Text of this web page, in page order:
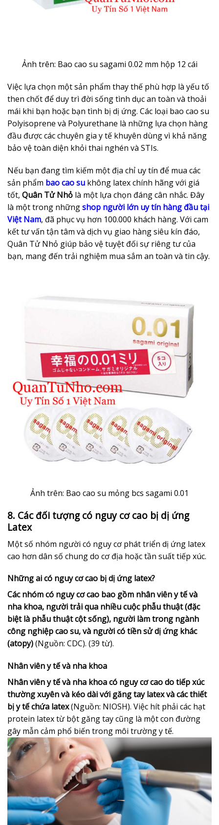
Ảnh trên: Bao cao su sagami 0.02 mm hộp 12 cái
Việc lựa chọn một sản phẩm thay thế phù hợp là yếu tố
then chốt để duy trì đời sống tình dục an toàn và thoải
mái khi bạn hoặc bạn tình bị dị ứng. Các loại bao cao su
Polyisoprene và Polyurethane là những lựa chọn hàng
đầu được các chuyên gia y tế khuyên dùng vì khả năng
bảo vệ toàn diện khỏi thai nghén và STIs.
Nếu bạn đang tìm kiếm một địa chỉ uy tín để mua các
sản phẩm bao cao su không latex chính hãng với giá
tốt, Quân Tử Nhỏ là một lựa chọn đáng cân nhắc. Đây
là một trong nhữngshop người lớn uy tín hàng đầu tại
Việt Nam, đã phục vụ hơn 100.000 khách hàng. Với cam
kết tư vấn tận tâm và dịch vụ giao hàng siêu kín đáo,
Quân Tử Nhỏ giúp bảo vệ tuyệt đối sự riêng tư của
bạn, mang đến trải nghiệm mua sắm an toàn và tin cậy.
Ảnh trên: Bao cao su mỏng bcs sagami 0.01
8. Các đối tượng có nguy cơ cao bị dị ứng
Latex
Một số nhóm người có nguy cơ phát triển dị ứng latex
cao hơn dân số chung do cơ địa hoặc tần suất tiếp xúc.
Những ai có nguy cơ cao bị dị ứng latex?
Các nhóm có nguy cơ cao bao gồm nhân viên y tế và
nha khoa, người trải qua nhiều cuộc phẫu thuật (đặc
biệt là phẫu thuật cột sống), người làm trong ngành
công nghiệp cao su, và người có tiền sử dị ứng khác
(atopy)(Nguồn: CDC). (39 từ).
Nhân viên y tế và nha khoa
Nhân viên y tế và nha khoa có nguy cơ cao do tiếp xúc
thường xuyên và kéo dài với găng tay latex và các thiết
bị y tế chứa latex(Nguồn: NIOSH). Việc hít phải các hạt
protein latex từ bột găng tay cũng là một con đường
gây mẫn cảm phổ biến trong môi trường y tế.